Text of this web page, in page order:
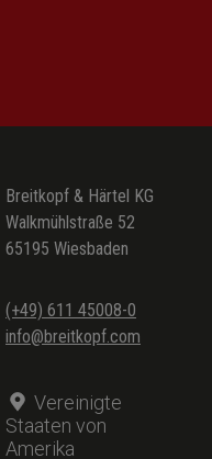
Breitkopf & Härtel KG
Walkmühlstraße 52
65195 Wiesbaden
(+49) 611 45008-0
info@breitkopf.com
Vereinigte
Staaten von
Amerika